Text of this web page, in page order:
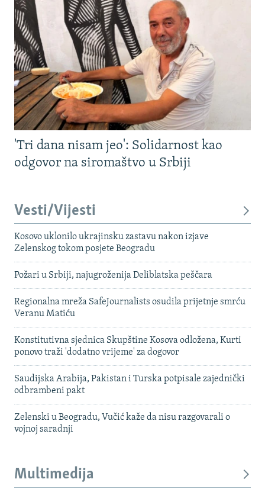
'Tri dana nisam jeo': Solidarnost kao
odgovor na siromaštvo u Srbiji
Vesti/Vijesti
Kosovo uklonilo ukrajinsku zastavu nakon izjave
Zelenskog tokom posjete Beogradu
Požari u Srbiji, najugroženija Deliblatska peščara
Regionalna mreža SafeJournalists osudila prijetnje smrću
Veranu Matiću
Konstitutivna sjednica Skupštine Kosova odložena, Kurti
ponovo traži 'dodatno vrijeme' za dogovor
Saudijska Arabija, Pakistan i Turska potpisale zajednički
odbrambeni pakt
Zelenski u Beogradu, Vučić kaže da nisu razgovarali o
vojnoj saradnji
Multimedija